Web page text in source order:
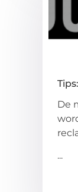
De
...